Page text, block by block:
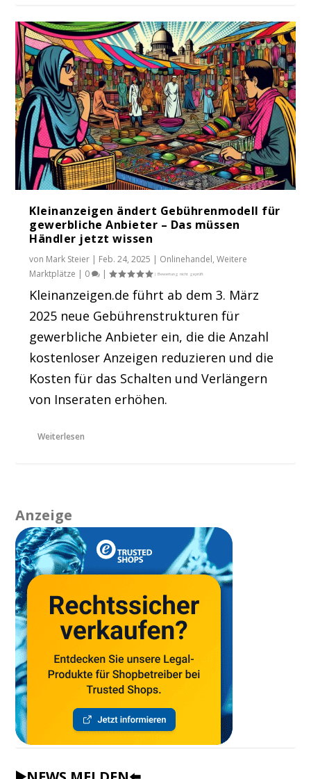
Kleinanzeigen ändert Gebührenmodell für
gewerbliche Anbieter – Das müssen
Händler jetzt wissen
von Mark Steier | Feb. 24, 2025 | Onlinehandel,Weitere
Marktplätze | 0 |
Kleinanzeigen.de führt ab dem 3. März
2025 neue Gebührenstrukturen für
gewerbliche Anbieter ein, die die Anzahl
kostenloser Anzeigen reduzieren und die
Kosten für das Schalten und Verlängern
von Inseraten erhöhen.
Weiterlesen
Anzeige